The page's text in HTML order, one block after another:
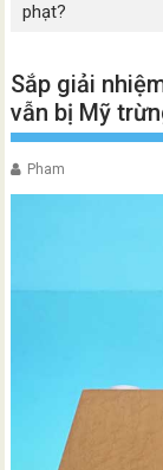
phạt?
Sắp giải
vẫn bị Mỹ
Pham